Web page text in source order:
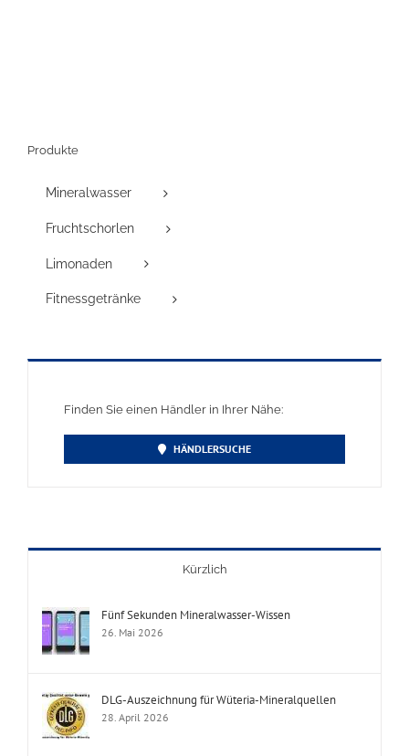
Produkte
Mineralwasser
Fruchtschorlen
Limonaden
Fitnessgetränke
Finden Sie einen Händler in Ihrer Nähe:
HÄNDLERSUCHE
Kürzlich
Fünf Sekunden Mineralwasser-Wissen
26. Mai 2026
DLG-Auszeichnung für Wüteria-Mineralquellen
28. April 2026